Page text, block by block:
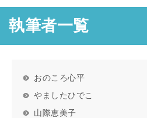
執筆者一覧
おのころ心平
やましたひでこ
山際恵美子